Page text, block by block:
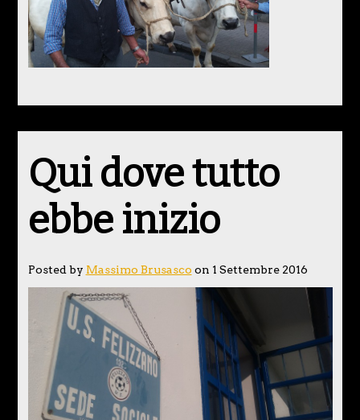
Qui dove tutto
ebbe inizio
Posted by Massimo Brusasco on 1 Settembre 2016